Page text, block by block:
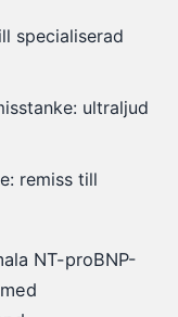
specialiserad
ultraljud
remiss till
NT-proBNP-